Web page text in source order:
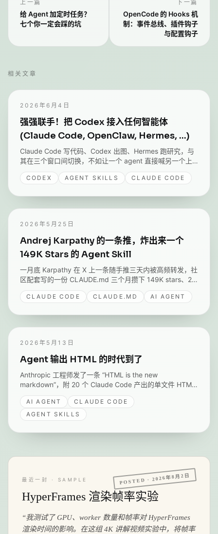
上一篇
给 Agent 加定时任务？
七个你一定会踩的坑
下一篇
OpenCode 的 Hooks 机
制：事件总线、插件钩子
与配置钩子
相关文章
2026年6月4日
强强联手！把 Codex 接入任何智能体
(Claude Code, OpenClaw, Hermes, ...)
Claude Code 写代码、Codex 出图、Hermes 跑研究，与
其在三个窗口间切换，不如让一个 agent 直接喊另一个上
场。聊聊我做的 codex-cli skill：用 codex exec 把 Codex
CLI 包成可装能力，任何 agent 装上就能委托并把它藏起来
CODEX AGENT SKILLS CLAUDE CODE
2026年5月25日
Andrej Karpathy 的一条推，炸出来一个
149K Stars 的 Agent Skill
一月底 Karpathy 在 X 上一条随手推三天内被高频转发，社
区配套写的一份 CLAUDE.md 三个月攒下 149K stars、28
天霸占 GitHub trending 第一。把他给 LLM 总结的 3 个老
毛病和仓库的 4 条规则对着拆，看怎么贴进项目根目录、
CLAUDE CODE CLAUDE.MD AI AGENT
2026年5月13日
Agent 输出 HTML 的时代到了
Anthropic 工程师发了一条 “HTML is the new
markdown”，附 20 个 Claude Code 产出的单文件 HTML
示例，Simon Willison 次日放弃用了三年的 Markdown 默
认值。读完来分享 - 变的不是 HTML 胜出，而是 agent 输
出的本质。
AI AGENT
CLAUDE CODE
AGENT SKILLS
POSTED ·2026年8月2日
最近一封 · SAMPLE
HyperFrames 渲染帧率实验
“我测试了 GPU、worker 数量和帧率对 HyperFrames
渲染时间的影响。在这组 4K 讲解视频实验中，将帧率